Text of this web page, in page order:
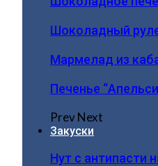
Шоколадный
Мармелад из
Печенье
PrevNext
Закуски
Нут с антипасти